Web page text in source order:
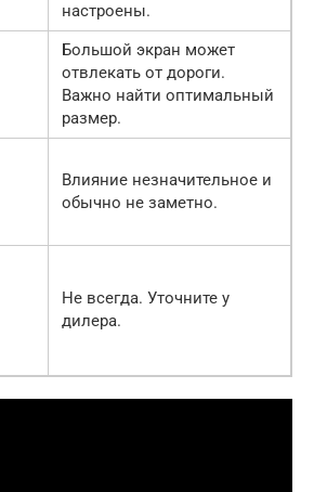
настроены.
Большой экран может
отвлекать от дороги.
Важно найти оптимальный
размер.
Влияние незначительное и
обычно не заметно.
Не всегда. Уточните у
дилера.